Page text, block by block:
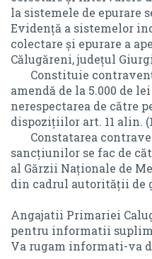
PROIECTE DE
REGISTRU PENTRU
HOTĂRÂRI
REGISTRU PENTRU
DISPOZIȚIILE AUTORITĂȚII
DISPOZIȚII
DOCUMENTE ȘI INFORMAȚII
REGULAMENTELE
ADMINISTRATIVE
HOTĂRÂRILE
PROIECTE DE
REGISTRU
HOTĂRÂRI
HOTĂRÂRI
REGISTRU
DISPOZIȚIILE
DISPOZIȚII
la sistemele de epurare
Evidenţă a sistemelor
colectare şi epurare a
Călugăreni, județul
Constituie
amendă de la 5.000 de
nerespectarea de către
dispoziţiilor art. 11 alin.
Constatarea
sancţiunilor se fac de
al Gărzii Naţionale de
din cadrul autorităţii de
Angajatii Primariei
pentru informatii
Va rugam informati-va